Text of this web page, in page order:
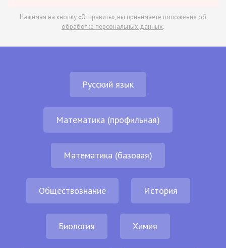
Нажимая на кнопку «Отправить», вы принимаете положение об
обработке персональных данных.
Русский язык
Математика (профильная)
Математика (базовая)
Обществознание История
Биология Химия